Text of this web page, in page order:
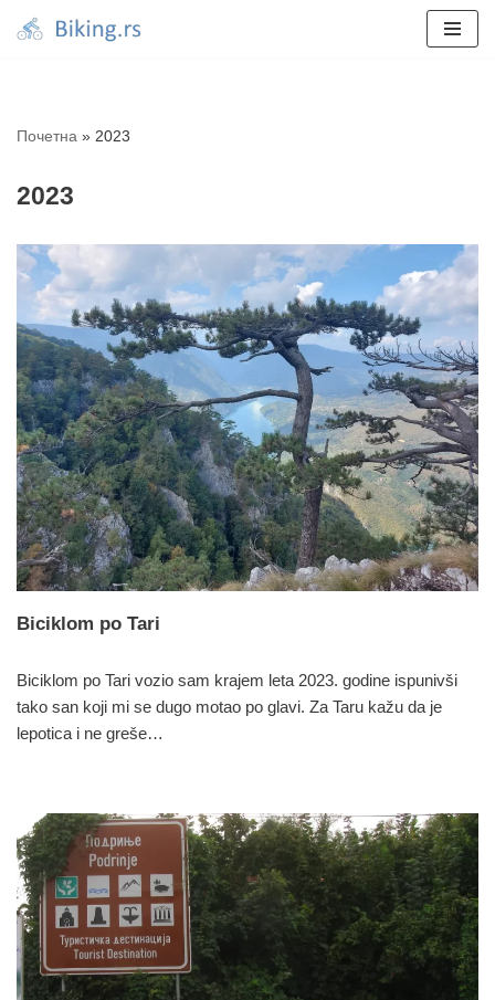
Почетна » 2023
2023
Biciklom po Tari
Biciklom po Tari vozio sam krajem leta 2023. godine ispunivši
tako san koji mi se dugo motao po glavi. Za Taru kažu da je
lepotica i ne greše…